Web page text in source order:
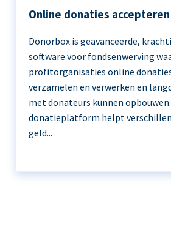
Online donaties
Donorbox is geavanceerde,
software voor fondsenwerving
profitorganisaties online
verzamelen en verwerken en
met donateurs kunnen
donatieplatform helpt
geld...